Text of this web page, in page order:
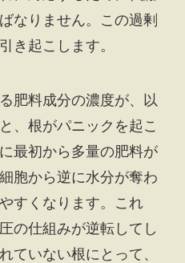
なりません。この過剰
き起こします。
肥料成分の濃度が、以
、根がパニックを起こ
最初から多量の肥料が
胞から逆に水分が奪わ
すくなります。これ
の仕組みが逆転してし
ていない根にとって、